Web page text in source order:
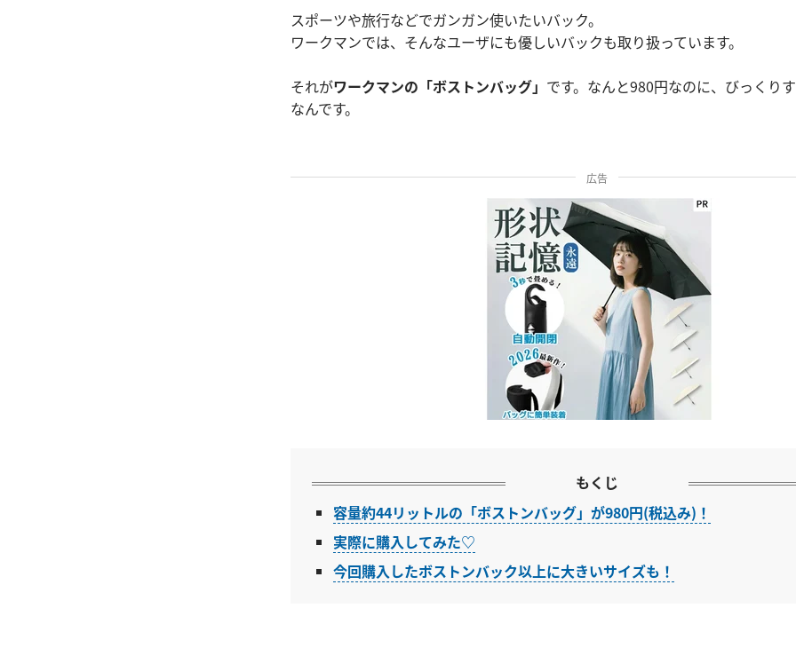
スポーツや旅行などでガンガン使いたいバック。
ワークマンでは、そんなユーザにも優しいバックも取り扱っています。
それがワークマンの「ボストンバッグ」 です。なんと980円なのに、びっくり
なんです。
広告
もくじ
容量約44リットルの「ボストンバッグ」が980円(税込み)！
実際に購入してみた♡
今回購入したボストンバック以上に大きいサイズも！